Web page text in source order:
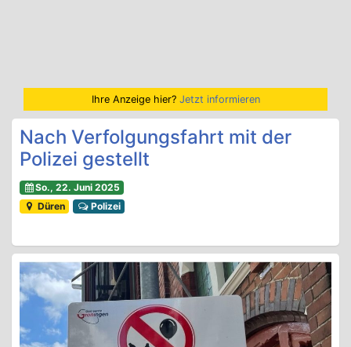
Ihre Anzeige hier? Jetzt informieren
Nach Verfolgungsfahrt mit der
Polizei gestellt
So., 22. Juni 2025
Düren
Polizei